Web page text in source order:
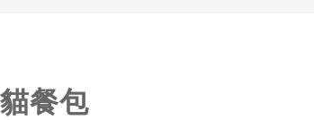
餐包